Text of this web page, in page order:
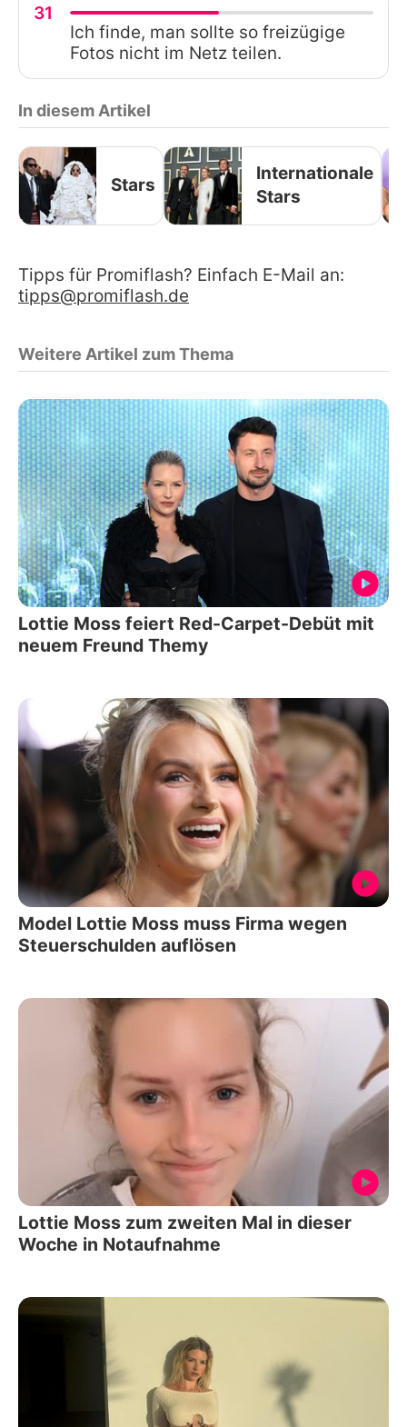
31
Ich finde, man sollte so freizügige
Fotos nicht im Netz teilen.
In diesem Artikel
Stars
Internationale
Stars
Tipps für Promiflash? Einfach E-Mail an:
tipps@promiflash.de
Weitere Artikel zum Thema
Lottie Moss feiert Red-Carpet-Debüt mit
neuem Freund Themy
Model Lottie Moss muss Firma wegen
Steuerschulden auflösen
Lottie Moss zum zweiten Mal in dieser
Woche in Notaufnahme